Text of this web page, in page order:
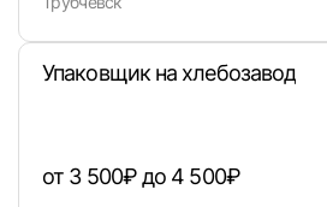
Упаковщик на хлебозавод
от 3 500₽ до 4 500₽